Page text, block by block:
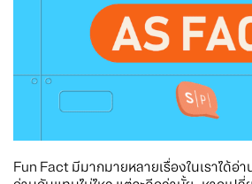
Fun Fact มีมากมายหลายเรื่องในเราได้อ่